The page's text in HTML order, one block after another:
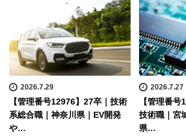
2026.7.29
【管理番号12976】27卒｜技術
系総合職｜神奈川県｜EV開発
や…
2026.7.27
【管理番
技術職｜宮
県…